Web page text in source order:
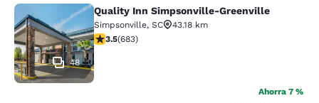
Quality Inn Simpsonville-Greenville
48
Quality Inn Simpsonville-Greenville
Simpsonville, SC
43.18 km
Calificación de 3.52 estrellas. Bueno. 683 reseñas
3.5(683)
Ahorra 7 %